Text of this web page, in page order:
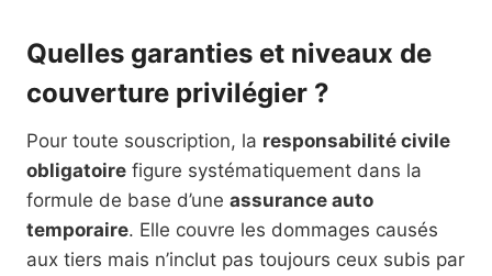
Quelles garanties et niveaux de
couverture privilégier ?
Pour toute souscription, la responsabilité civile
obligatoire figure systématiquement dans la
formule de base d’une assurance auto
temporaire. Elle couvre les dommages causés
aux tiers mais n’inclut pas toujours ceux subis par